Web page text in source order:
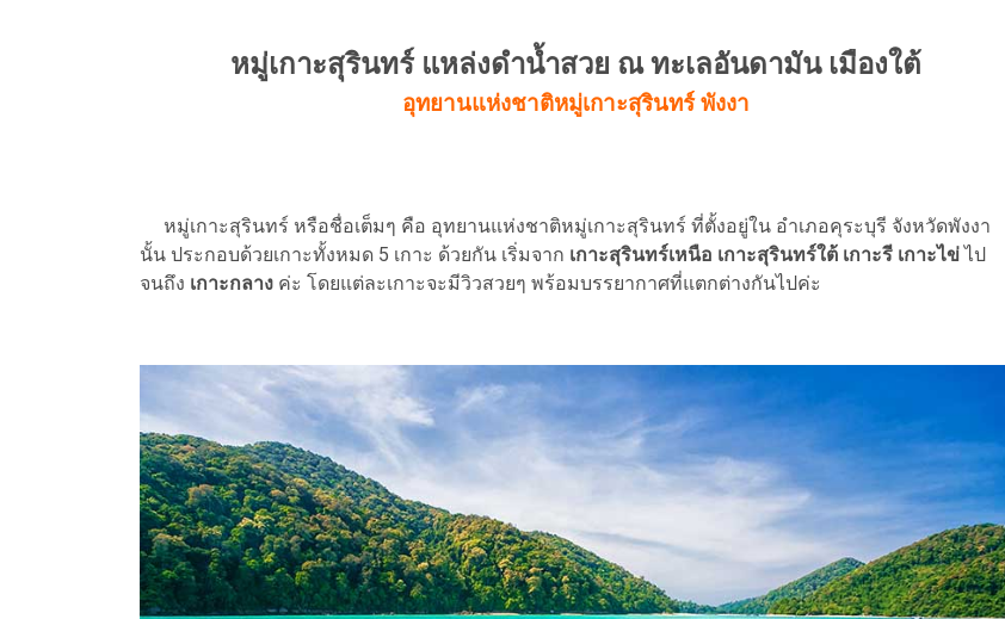
หมู่เกาะสุรินทร์ แหล่งดำน้ำสวย ณ ทะเลอันดามัน เมืองใต้
อุทยานแห่งชาติหมู่เกาะสุรินทร์ พังงา
หมู่เกาะสุรินทร์ หรือชื่อเต็มๆ คือ อุทยานแห่งชาติหมู่เกาะสุรินทร์ ที่ตั้งอยู่ใน อำเภอคุระบุรี จังหวัดพังงา
นั้น ประกอบด้วยเกาะทั้งหมด 5 เกาะ ด้วยกัน เริ่มจาก เกาะสุรินทร์เหนือ เกาะสุรินทร์ใต้ เกาะรี เกาะไข่ไป
จนถึง เกาะกลาง ค่ะ โดยแต่ละเกาะจะมีวิวสวยๆ พร้อมบรรยากาศที่แตกต่างกันไปค่ะ